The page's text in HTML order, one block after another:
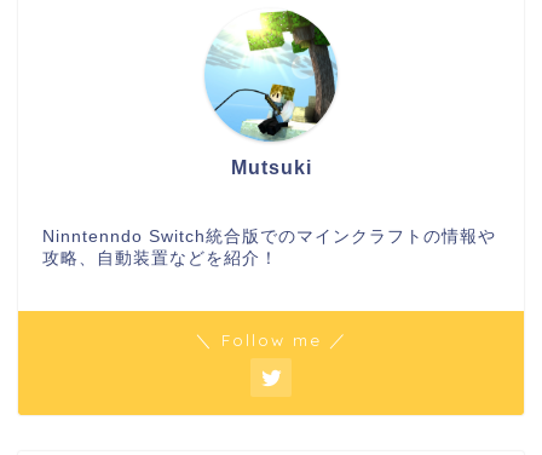
Mutsuki
Ninntenndo Switch統合版でのマインクラフトの情報や
攻略、自動装置などを紹介！
＼ Follow me ／